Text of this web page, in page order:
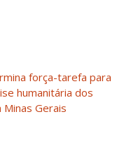
força-tarefa para
humanitária dos
Minas Gerais